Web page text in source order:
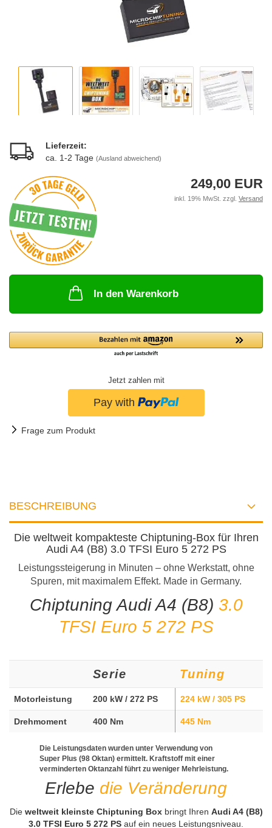
Lieferzeit:
ca. 1-2 Tage (Ausland abweichend)
249,00 EUR
inkl. 19% MwSt. zzgl. Versand
In den Warenkorb
Jetzt zahlen mit
Frage zum Produkt
BESCHREIBUNG
Die weltweit kompakteste Chiptuning-Box für Ihren
Audi A4 (B8) 3.0 TFSI Euro 5 272 PS
Leistungssteigerung in Minuten – ohne Werkstatt, ohne
Spuren, mit maximalem Effekt. Made in Germany.
Chiptuning Audi A4 (B8) 3.0
TFSI Euro 5 272 PS
Serie Tuning
Motorleistung 200 kW / 272 PS 224 kW / 305 PS
Drehmoment 400 Nm 445 Nm
Die Leistungsdaten wurden unter Verwendung von
Super Plus (98 Oktan) ermittelt. Kraftstoff mit einer
verminderten Oktanzahl führt zu weniger Mehrleistung.
Erlebe die Veränderung
Die weltweit kleinste Chiptuning Boxbringt Ihren Audi A4 (B8)
3.0 TFSI Euro 5 272 PS auf ein neues Leistungsniveau.